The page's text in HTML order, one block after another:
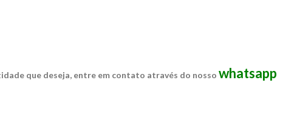
que deseja, entre em contato através do nosso whatsapp